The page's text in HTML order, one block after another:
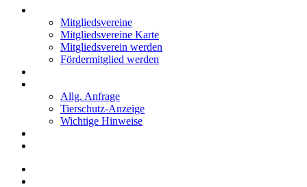
Mitgliedsvereine
Mitgliedsvereine Karte
Mitgliedsverein werden
Fördermitglied werden
Allg. Anfrage
Tierschutz-Anzeige
Wichtige Hinweise